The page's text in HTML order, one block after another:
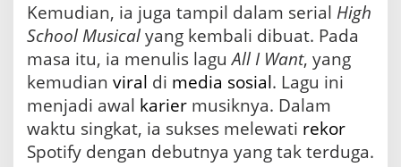
Kemudian, ia juga tampil dalam serial High
School Musicalyang kembali dibuat. Pada
masa itu, ia menulis laguAll I Want, yang
kemudian viral di media sosial. Lagu ini
menjadi awal karier musiknya. Dalam
waktu singkat, ia sukses melewati rekor
Spotify dengan debutnya yang tak terduga.